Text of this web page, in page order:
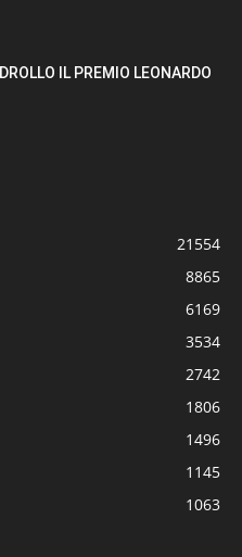
IL PREMIO LEONARDO
21554
8865
6169
3534
2742
1806
1496
1145
1063